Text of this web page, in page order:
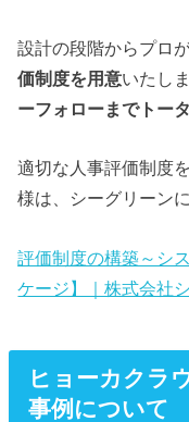
設計の段階からプロ
価制度を用意いたし
ーフォローまでトー
適切な人事評価制度
様は、シーグリーン
評価制度の構築～シ
ケージ】｜株式会社
ヒョーカクラ
事例について